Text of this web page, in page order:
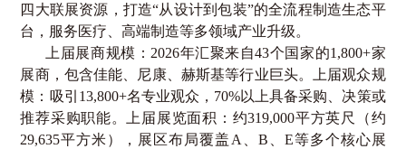
四大联展资源，打造“从设计到包装”的全流程制造生态平
台，服务医疗、高端制造等多领域产业升级。
上届展商规模： 2026年汇聚来自43个国家的1,800+家
展商，包含佳能、尼康、赫斯基等行业巨头。
上届观众规
模：吸引 13,800+名专业观众， 70%以上具备采购、决策或
推荐采购职能。
上届 展览面积：约319,000平方英尺（约
29,635平方米），展区布局覆盖 A B E等多个核心展